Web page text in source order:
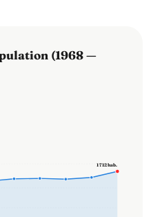
(1968 —
1 712 hab.